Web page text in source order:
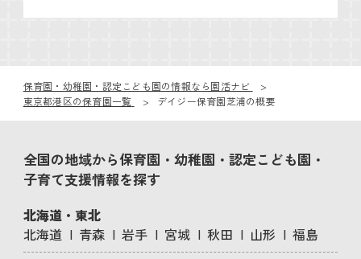
保育園・幼稚園・認定こども園の情報なら園活ナビ
東京都港区の保育園一覧
デイジー保育園芝浦の概要
全国の地域から保育園・幼稚園・認定こども園・
子育て支援情報を探す
北海道・東北
北海道
青森 岩手 宮城 秋田 山形
福島